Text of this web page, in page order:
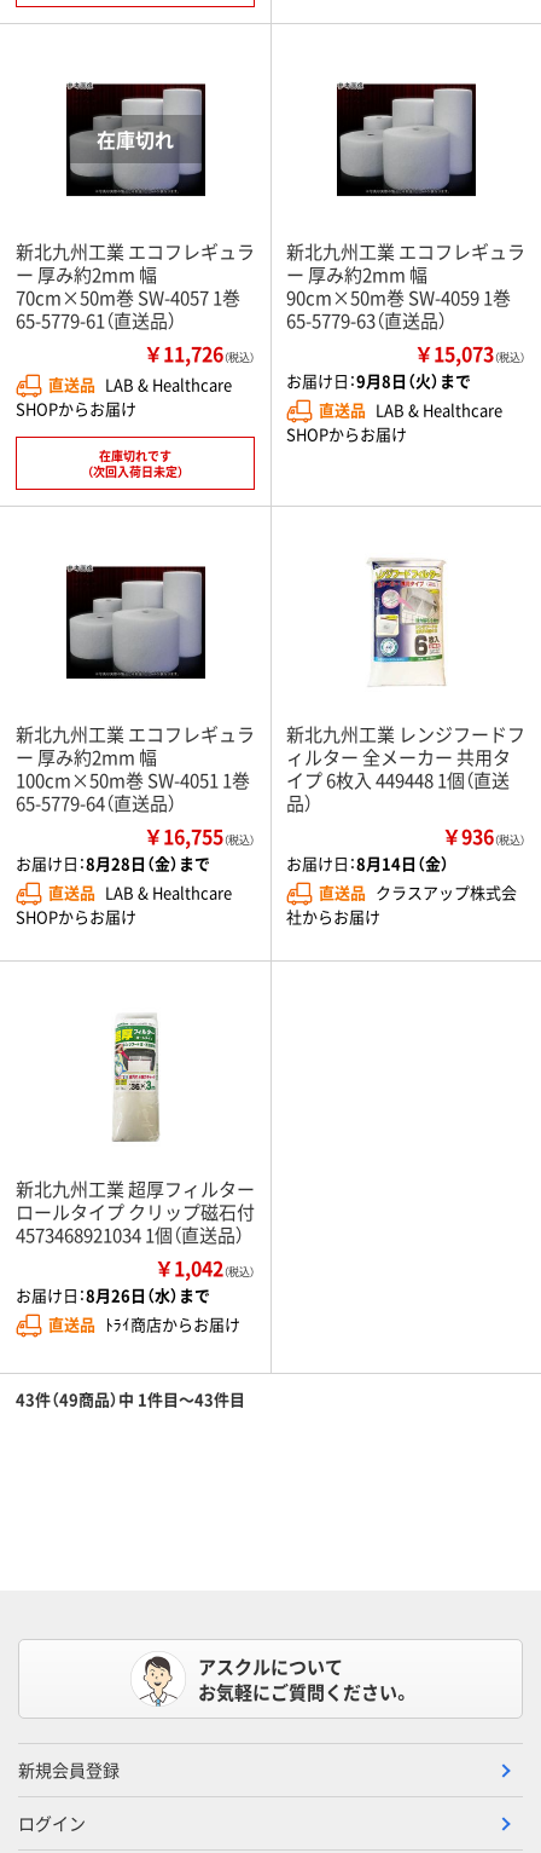
新北九州工業 エコフレギュラ
ー 厚み約2mm 幅
70cm×50m巻 SW-4057 1巻
65-5779-61（直送品）
￥11,726（税込）
直送品 LAB & Healthcare
SHOPからお届け
在庫切れです
（次回入荷日未定）
新北九州工業 エコフレギュラ
ー 厚み約2mm 幅
90cm×50m巻 SW-4059 1巻
65-5779-63（直送品）
￥15,073（税込）
お届け日：9月8日（火）まで
直送品 LAB & Healthcare
SHOPからお届け
新北九州工業 エコフレギュラ
ー 厚み約2mm 幅
100cm×50m巻 SW-4051 1巻
65-5779-64（直送品）
￥16,755（税込）
お届け日：8月28日（金）まで
直送品 LAB & Healthcare
SHOPからお届け
新北九州工業 レンジフードフ
ィルター 全メーカー 共用タ
イプ 6枚入 449448 1個（直送
品）
￥936（税込）
お届け日：8月14日（金）
直送品 クラスアップ株式会
社からお届け
新北九州工業 超厚フィルター
ロールタイプ クリップ磁石付
4573468921034 1個（直送品）
￥1,042（税込）
お届け日：8月26日（水）まで
直送品 ﾄﾗｲ商店からお届け
43件（49商品）中 1件目～43件目
アスクルについて
お気軽にご質問ください。
新規会員登録
ログイン